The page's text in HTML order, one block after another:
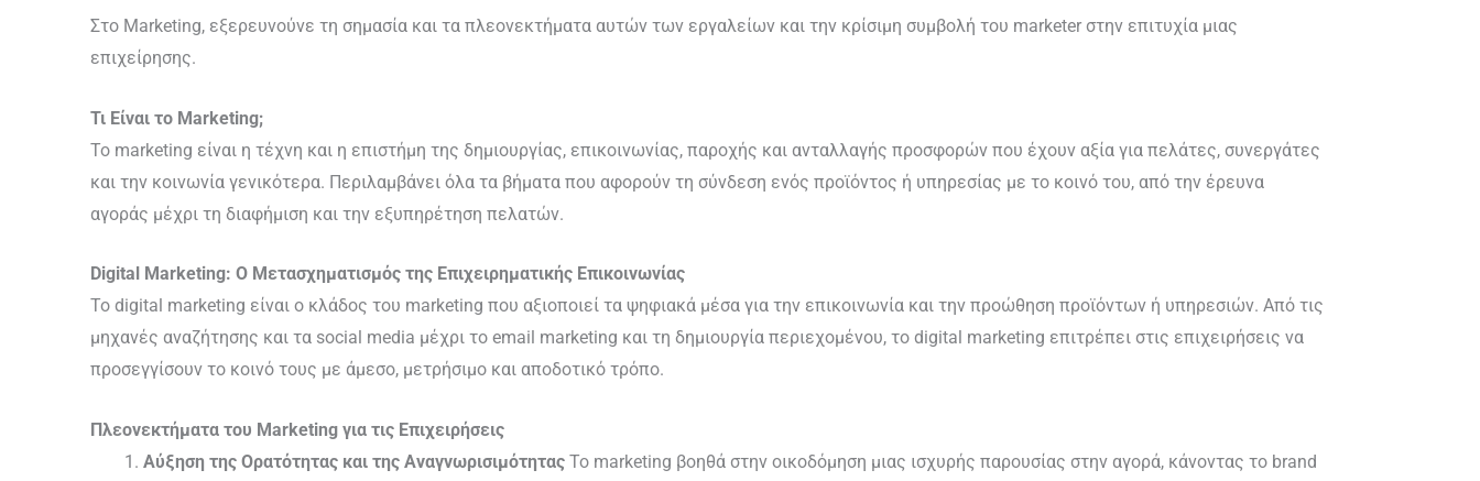
Στο Marketing, εξερευνούνε τη σημασία και τα πλεονεκτήματα αυτών των εργαλείων και την κρίσιμη συμβολή του marketer στην επιτυχία μιας
επιχείρησης.
Τι Είναι το Marketing;
Το marketing είναι η τέχνη και η επιστήμη της δημιουργίας, επικοινωνίας, παροχής και ανταλλαγής προσφορών που έχουν αξία για πελάτες, συνεργάτες
και την κοινωνία γενικότερα. Περιλαμβάνει όλα τα βήματα που αφορούν τη σύνδεση ενός προϊόντος ή υπηρεσίας με το κοινό του, από την έρευνα
αγοράς μέχρι τη διαφήμιση και την εξυπηρέτηση πελατών.
Digital Marketing: Ο Μετασχηματισμός της Επιχειρηματικής Επικοινωνίας
Το digital marketing είναι ο κλάδος του marketing που αξιοποιεί τα ψηφιακά μέσα για την επικοινωνία και την προώθηση προϊόντων ή υπηρεσιών. Από τις
μηχανές αναζήτησης και τα social media μέχρι το email marketing και τη δημιουργία περιεχομένου, το digital marketing επιτρέπει στις επιχειρήσεις να
προσεγγίσουν το κοινό τους με άμεσο, μετρήσιμο και αποδοτικό τρόπο.
Πλεονεκτήματα του Marketing για τις Επιχειρήσεις
Αύξηση της Ορατότητας και της Αναγνωρισιμότητας Το marketing βοηθά στην οικοδόμηση μιας ισχυρής παρουσίας στην αγορά, κάνοντας το brand